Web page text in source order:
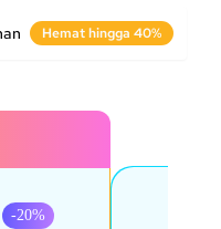
Hemat hingga 40%
-20%